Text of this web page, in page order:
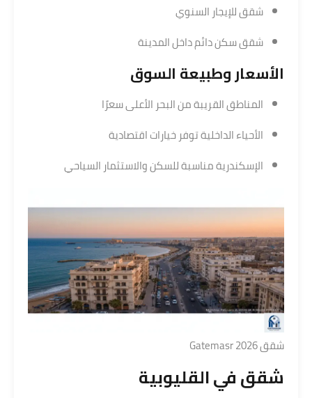
شقق للإيجار السنوي
شقق سكن دائم داخل المدينة
الأسعار وطبيعة السوق
المناطق القريبة من البحر الأعلى سعرًا
الأحياء الداخلية توفر خيارات اقتصادية
الإسكندرية مناسبة للسكن والاستثمار السياحي
شقق Gatemasr 2026
شقق في القليوبية